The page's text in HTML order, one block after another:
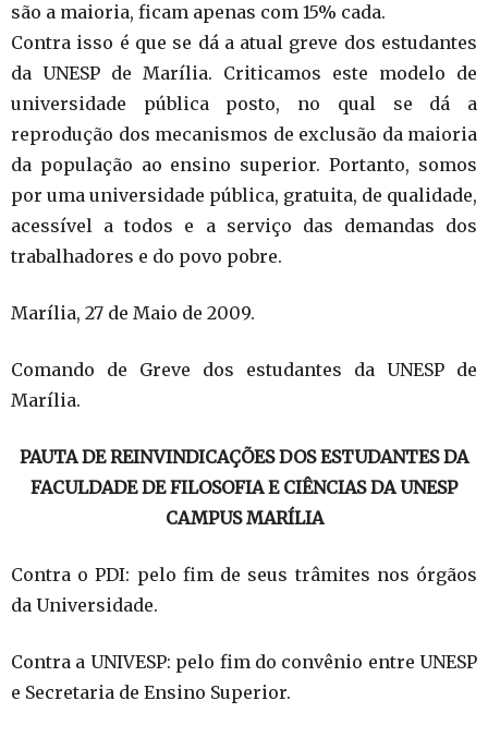
são a maioria, ficam apenas com 15% cada.
Contra isso é que se dá a atual greve dos estudantes
da UNESP de Marília. Criticamos este modelo de
universidade pública posto, no qual se dá a
reprodução dos mecanismos de exclusão da maioria
da população ao ensino superior. Portanto, somos
por uma universidade pública, gratuita, de qualidade,
acessível a todos e a serviço das demandas dos
trabalhadores e do povo pobre.
Marília, 27 de Maio de 2009.
Comando de Greve dos estudantes da UNESP de
Marília.
PAUTA DE REINVINDICAÇÕES DOS ESTUDANTES DA
FACULDADE DE FILOSOFIA E CIÊNCIAS DA UNESP
CAMPUS MARÍLIA
Contra o PDI: pelo fim de seus trâmites nos órgãos
da Universidade.
Contra a UNIVESP: pelo fim do convênio entre UNESP
e Secretaria de Ensino Superior.